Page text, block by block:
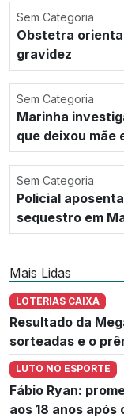
Sem Categoria
Obstetra
gravidez
Sem Categoria
Marinha
que deixou mãe
Sem Categoria
Policial
sequestro em
Mais Lidas
LOTERIAS CAIXA
Resultado da
sorteadas e o
LUTO NO ESPORTE
Fábio Ryan:
aos 18 anos após